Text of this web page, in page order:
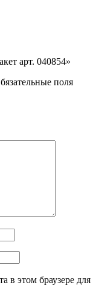
арт. 040854»
поля
в этом браузере для